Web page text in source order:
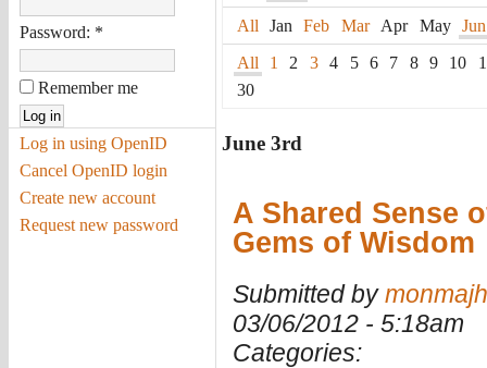
Password: *
Remember me
Log in using OpenID
Cancel OpenID login
Create new account
Request new password
All
Jan Feb Mar Apr May
Jun
All
1 2 3 4 5 6 7 8 9 10
30
June 3rd
A Shared Sense
Gems of Wisdom
Submitted by
03/06/2012 - 5:18am
Categories: